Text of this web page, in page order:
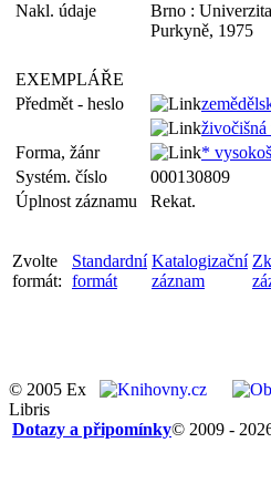
Nakl. údaje
Brno :
Purkyně, 1975
EXEMPLÁŘE
Předmět - heslo
živočišná
Forma, žánr
*
Systém. číslo
000130809
Úplnost záznamu
Rekat.
Zvolte
formát:
Standardní
formát
Katalogizační
záznam
© 2005 Ex
Libris
© 2009 -
Dotazy a připomínky